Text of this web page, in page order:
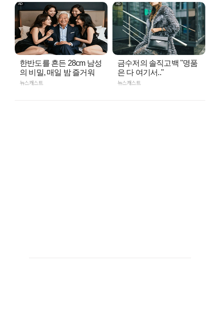
한반도를 흔든 28cm 남성
의 비밀, 매일 밤 즐거워
뉴스캐스트
금수저의 솔직고백 "명품
은 다 여기서.."
뉴스캐스트